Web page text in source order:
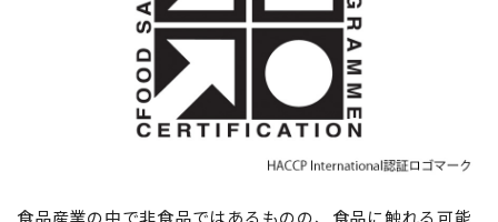
食品産業の中で非食品ではあるものの、食品に触れる可能